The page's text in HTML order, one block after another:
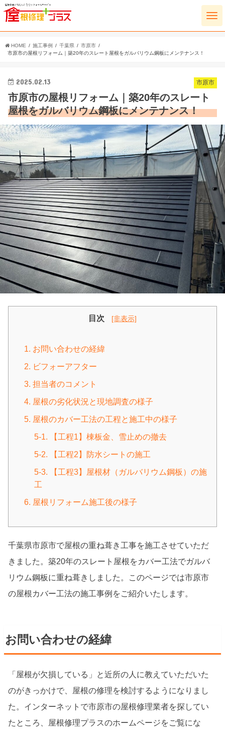
HOME 施工事例 千葉県
市原市
市原市の屋根リフォーム｜築20年のスレート屋根をガルバリウム鋼板にメンテナンス！
市原市
2025.02.13
市原市の屋根リフォーム｜築20年のスレート
屋根をガルバリウム鋼板にメンテナンス！
目次 [非表示]
1. お問い合わせの経緯
2. ビフォーアフター
3. 担当者のコメント
4. 屋根の劣化状況と現地調査の様子
5. 屋根のカバー工法の工程と施工中の様子
5-1. 【工程1】棟板金、雪止めの撤去
5-2. 【工程2】防水シートの施工
5-3. 【工程3】屋根材（ガルバリウム鋼板）の施
工
6. 屋根リフォーム施工後の様子
千葉県市原市で屋根の重ね葺き工事を施工させていただ
きました。築20年のスレート屋根をカバー工法でガルバ
リウム鋼板に重ね葺きしました。このページでは市原市
の屋根カバー工法の施工事例をご紹介いたします。
お問い合わせの経緯
「屋根が欠損している」と近所の人に教えていただいた
のがきっかけで、屋根の修理を検討するようになりまし
た。インターネットで市原市の屋根修理業者を探してい
たところ、屋根修理プラスのホームページをご覧にな